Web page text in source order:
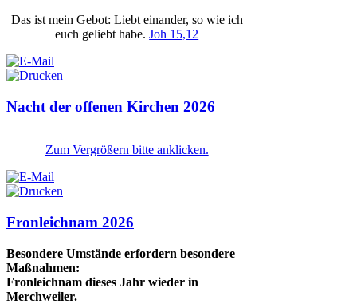
Das ist mein Gebot: Liebt einander, so wie ich
euch geliebt habe.Joh 15,12
Nacht der offenen Kirchen 2026
Zum Vergrößern bitte anklicken.
Fronleichnam 2026
Besondere Umstände erfordern besondere
Maßnahmen:
Fronleichnam dieses Jahr wieder in
Merchweiler.